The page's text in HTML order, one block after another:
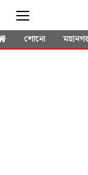
শোনো